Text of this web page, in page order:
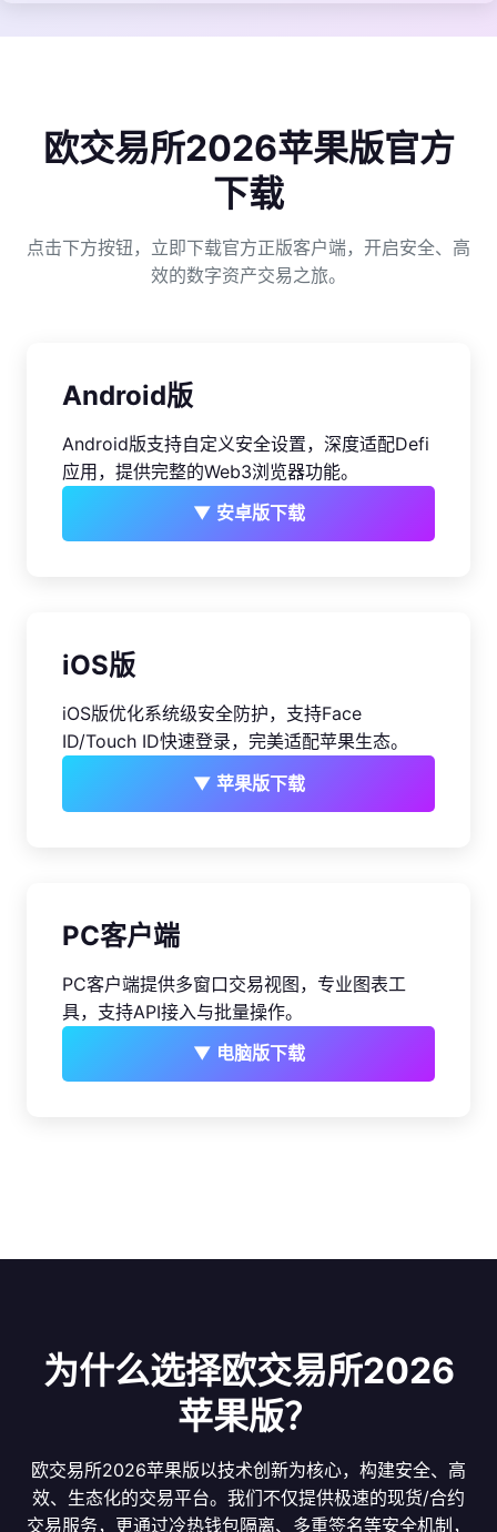
欧交易所2026苹果版官方
下载
点击下方按钮，立即下载官方正版客户端，开启安全、高
效的数字资产交易之旅。
Android版
Android版支持自定义安全设置，深度适配Defi
应用，提供完整的Web3浏览器功能。
▼ 安卓版下载
iOS版
iOS版优化系统级安全防护，支持Face
ID/Touch ID快速登录，完美适配苹果生态。
▼ 苹果版下载
PC客户端
PC客户端提供多窗口交易视图，专业图表工
具，支持API接入与批量操作。
▼ 电脑版下载
为什么选择欧交易所2026
苹果版？
欧交易所2026苹果版以技术创新为核心，构建安全、高
效、生态化的交易平台。我们不仅提供极速的现货/合约
交易服务，更通过冷热钱包隔离、多重签名等安全机制，